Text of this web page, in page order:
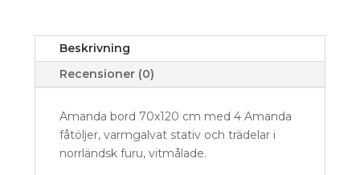
Beskrivning
Recensioner (0)
Amanda bord 70x120 cm med 4 Amanda
fåtöljer, varmgalvat stativ och trädelar i
norrländsk furu, vitmålade.